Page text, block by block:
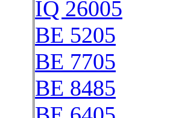
IQ 26005
BE 5205
BE 7705
BE 8485